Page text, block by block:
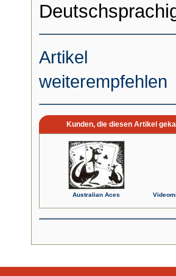
Artikel
weiterempfehlen
Kunden, die diesen Artikel
Australian Aces